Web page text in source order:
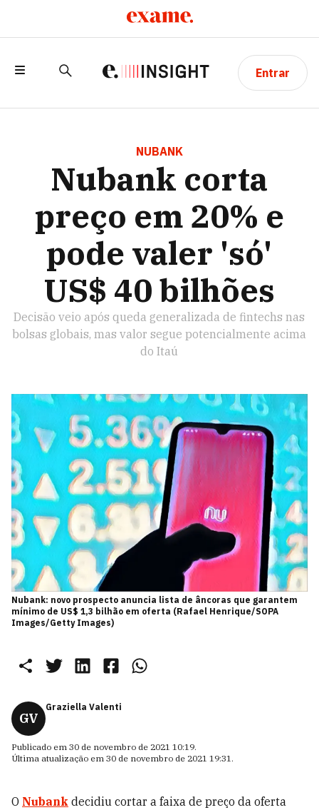
Entrar
VALER 'SÓ' US$ 40 BILHÕES
NUBANK
Nubank corta
preço em 20% e
pode valer 'só'
US$ 40 bilhões
Decisão veio após queda generalizada de fintechs nas
bolsas globais, mas valor segue potencialmente acima
do Itaú
Nubank: novo prospecto anuncia lista de âncoras que garantem
mínimo de US$ 1,3 bilhão em oferta (Rafael Henrique/SOPA
Images/Getty Images)
GV
Graziella Valenti
Publicado em 30 de novembro de 2021 10:19.
Última atualização em 30 de novembro de 2021 19:31.
O Nubank decidiu cortar a faixa de preço da oferta